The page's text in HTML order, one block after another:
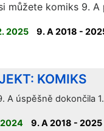
můžete komiks 9.
2025 9. A 2018 -
KOMIKS
A úspěšně dokončila
2024 9. A 2018 - 2025